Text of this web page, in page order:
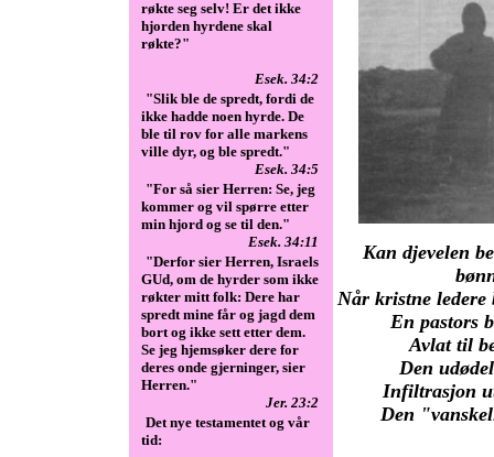
røkte seg selv! Er det ikke
hjorden hyrdene skal
røkte?"
Esek. 34:2
"Slik ble de spredt, fordi de
ikke hadde noen hyrde. De
ble til rov for alle markens
ville dyr, og ble spredt."
Esek. 34:5
"For så sier Herren: Se, jeg
kommer og vil spørre etter
min hjord og se til den."
Esek. 34:11
"Derfor sier Herren, Israels
GUd, om de hyrder som ikke
røkter mitt folk: Dere har
spredt mine får og jagd dem
bort og ikke sett etter dem.
Se jeg hjemsøker dere for
deres onde gjerninger, sier
Herren."
Jer. 23:2
Det nye testamentet og vår
tid:
Kan djevelen
Når kristne
En pastors
Avlat til
Den
Infiltrasjon
Den